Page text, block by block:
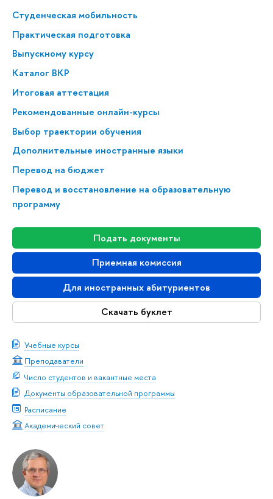
Студенческая мобильность
Практическая подготовка
Выпускному курсу
Каталог ВКР
Итоговая аттестация
Рекомендованные онлайн-курсы
Выбор траектории обучения
Дополнительные иностранные языки
Перевод на бюджет
Перевод и восстановление на образовательную
программу
Подать документы
Приемная комиссия
Для иностранных абитуриентов
Скачать буклет
Учебные курсы
Преподаватели
Число студентов и вакантные места
Документы образовательной программы
Расписание
Академический совет